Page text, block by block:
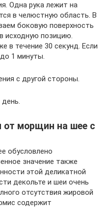
Одна рука лежит на
в челюстную область. В
боковую поверхность
исходную позицию.
в течение 30 секунд. Если
1 минуты.
с другой стороны.
день.
от морщин на шее с
обусловлено
значение также
этой деликатной
декольте и шеи очень
отсутствия жировой
содержит